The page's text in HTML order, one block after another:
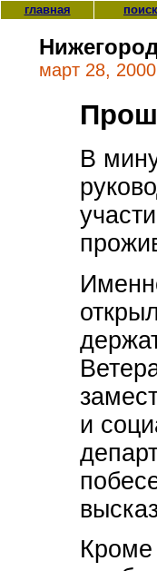
главная поиск
март 28, 2000
В
и
Кроме